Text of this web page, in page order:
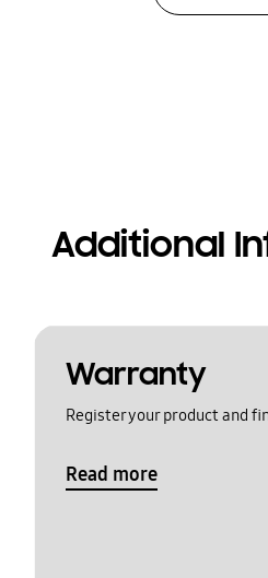
Additional
Warranty
Register your product and
Read more